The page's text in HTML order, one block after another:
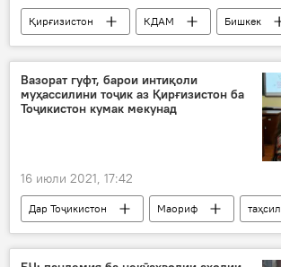
Қирғизистон КДАМ
Бишкек
озод
маҳбас шаҳрдор
Вазорат гуфт, барои интиқоли
муҳассилини тоҷик аз Қирғизистон ба
Тоҷикистон кумак мекунад
16 июли 2021, 17:42
Дар Тоҷикистон Маориф
таҳсил
донишгоҳ
донишҷӯ